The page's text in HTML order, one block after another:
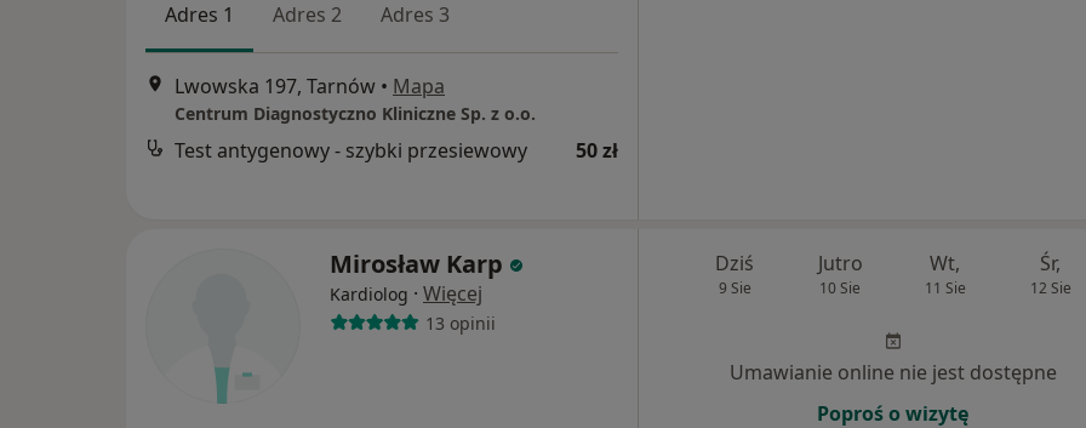
Adres 1 Adres 2 Adres 3
Lwowska 197, Tarnów • Mapa
Centrum Diagnostyczno Kliniczne Sp. z o.o.
Test antygenowy - szybki przesiewowy 50 zł
Mirosław Karp
Kardiolog · Więcej
13 opinii
Dziś
9 Sie
Jutro
10 Sie
Wt,
11 Sie
Śr,
12 Sie
Umawianie online nie jest dostępne
Poproś o wizytę